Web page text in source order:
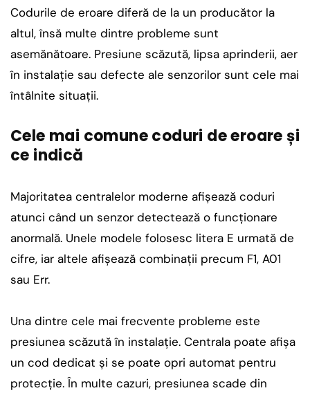
Codurile de eroare diferă de la un producător la
altul, însă multe dintre probleme sunt
asemănătoare. Presiune scăzută, lipsa aprinderii, aer
în instalație sau defecte ale senzorilor sunt cele mai
întâlnite situații.
Cele mai comune coduri de eroare și
ce indică
Majoritatea centralelor moderne afișează coduri
atunci când un senzor detectează o funcționare
anormală. Unele modele folosesc litera E urmată de
cifre, iar altele afișează combinații precum F1, A01
sau Err.
Una dintre cele mai frecvente probleme este
presiunea scăzută în instalație. Centrala poate afișa
un cod dedicat și se poate opri automat pentru
protecție. În multe cazuri, presiunea scade din